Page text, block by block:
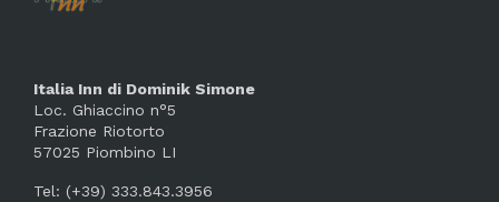
Italia Inn di Dominik Simone
Loc. Ghiaccino n°5
Frazione Riotorto
57025 Piombino LI
Tel: (+39) 333.843.3956